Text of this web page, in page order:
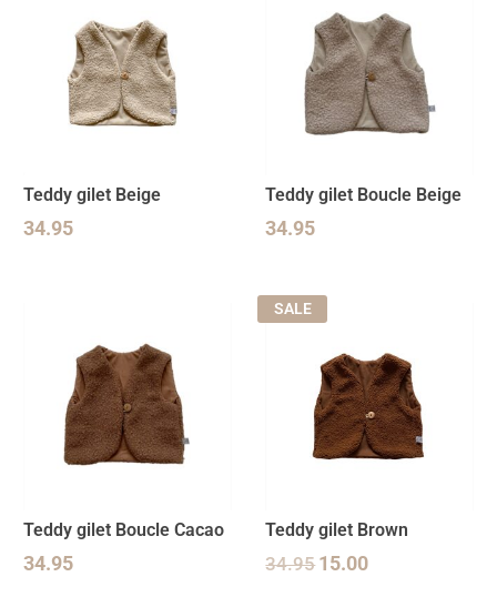
Teddy gilet Beige
34.95
Teddy gilet Boucle Beige
34.95
Teddy gilet Boucle Cacao
34.95
SALE
Teddy gilet Brown
34.9515.00